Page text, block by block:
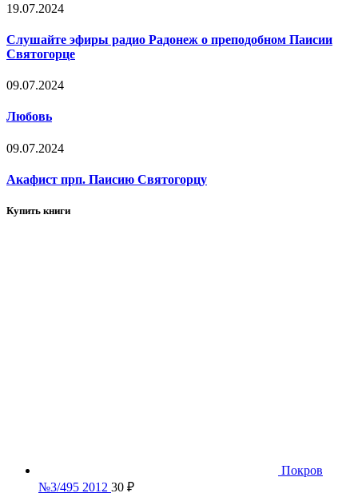
19.07.2024
Слушайте эфиры радио Радонеж о преподобном Паисии
Святогорце
09.07.2024
Любовь
09.07.2024
Акафист прп. Паисию Святогорцу
Купить книги
Покров
№3/495 2012 30 ₽